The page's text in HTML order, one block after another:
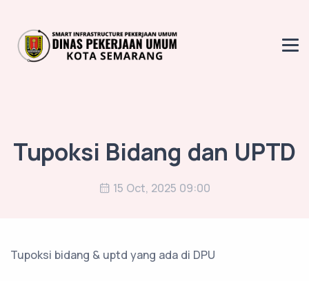
Tupoksi Bidang dan UPTD
15 Oct, 2025 09:00
Tupoksi bidang & uptd yang ada di DPU